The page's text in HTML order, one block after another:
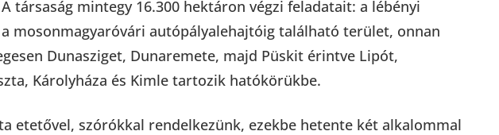
társaság mintegy 16.300 hektáron végzi feladatait: a lébényi
mosonmagyaróvári autópályalehajtóig található terület, onnan
Dunasziget, Dunaremete, majd Püskit érintve Lipót,
Károlyháza és Kimle tartozik hatókörükbe.
etetővel, szórókkal rendelkezünk, ezekbe hetente két alkalommal